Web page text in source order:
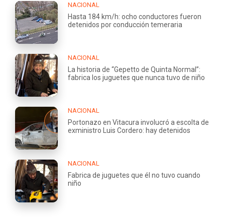
NACIONAL
Hasta 184 km/h: ocho conductores fueron
detenidos por conducción temeraria
NACIONAL
La historia de “Gepetto de Quinta Normal”:
fabrica los juguetes que nunca tuvo de niño
NACIONAL
Portonazo en Vitacura involucró a escolta de
exministro Luis Cordero: hay detenidos
NACIONAL
Fabrica de juguetes que él no tuvo cuando
niño